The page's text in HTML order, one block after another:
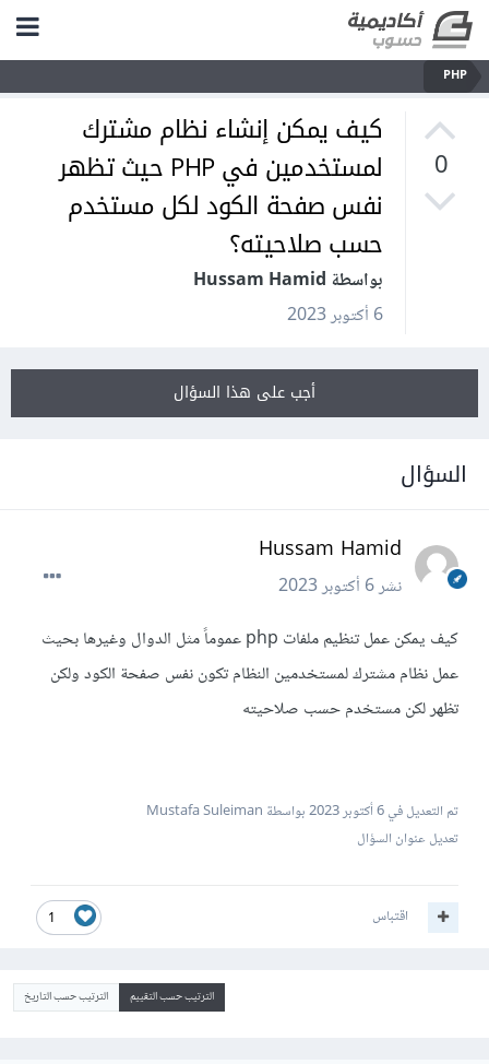
PHP
0
كيف يمكن إنشاء نظام مشترك
لمستخدمين في PHP حيث تظهر
نفس صفحة الكود لكل مستخدم
حسب صلاحيته؟
بواسطة Hussam Hamid
6 أكتوبر 2023
أجب على هذا السؤال
السؤال
Hussam Hamid
نشر6 أكتوبر 2023
كيف يمكن عمل تنظيم ملفات php عموماً مثل الدوال وغيرها بحيث
عمل نظام مشترك لمستخدمين النظام تكون نفس صفحة الكود ولكن
تظهر لكن مستخدم حسب صلاحيته
تم التعديل في6 أكتوبر 2023
بواسطة Mustafa Suleiman
تعديل عنوان السؤال
1 اقتباس
الترتيب حسب التقييم الترتيب حسب التاريخ